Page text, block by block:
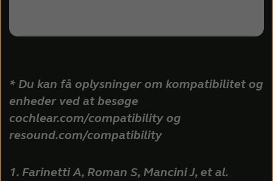
* Du kan få oplysninger om kompatibilitet og
enheder ved at besøge
cochlear.com/compatibility og
resound.com/compatibility
1. Farinetti A, Roman S, Mancini J, et al.